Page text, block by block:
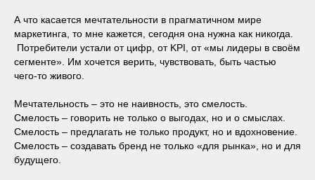
А что касается мечтательности в прагматичном мире
маркетинга, то мне кажется, сегодня она нужна как никогда.
Потребители устали от цифр, от KPI, от «мы лидеры в своём
сегменте». Им хочется верить, чувствовать, быть частью
чего-то живого.
Мечтательность – это не наивность, это смелость.
Смелость – говорить не только о выгодах, но и о смыслах.
Смелость – предлагать не только продукт, но и вдохновение.
Смелость – создавать бренд не только «для рынка», но и для
будущего.